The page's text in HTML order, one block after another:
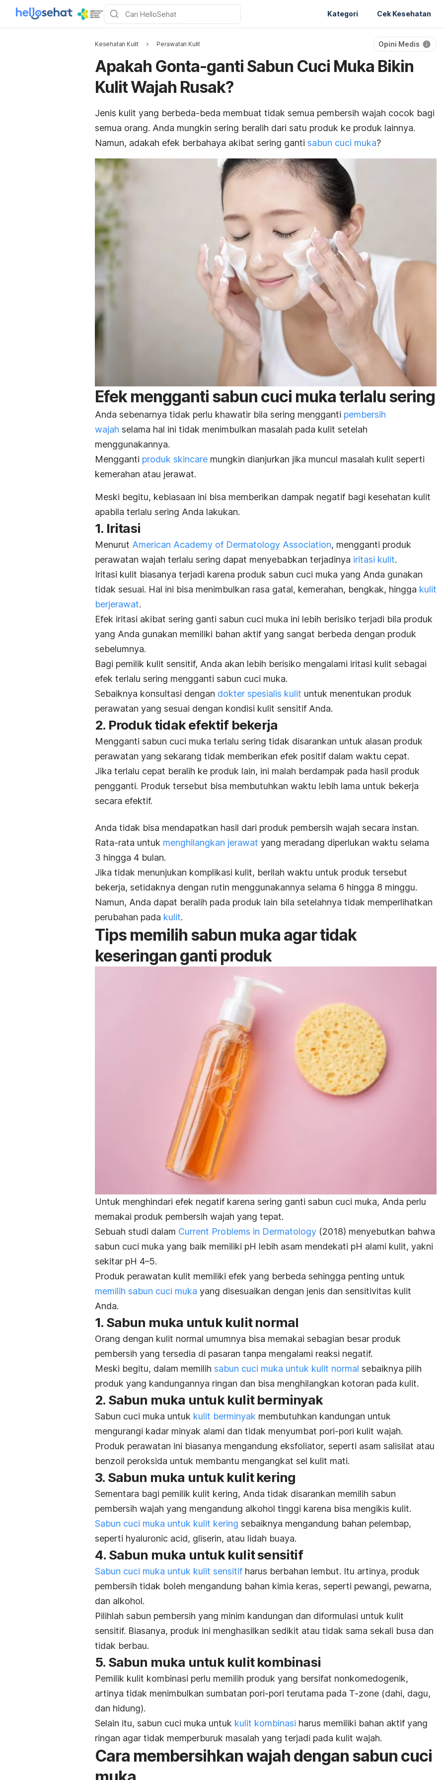
Kategori Cek Kesehatan
Kesehatan Kulit Perawatan Kulit Opini Medis
Apakah Gonta-ganti Sabun Cuci Muka Bikin
Kulit Wajah Rusak?
Jenis kulit yang berbeda-beda membuat tidak semua pembersih wajah cocok bagi
semua orang. Anda mungkin sering beralih dari satu produk ke produk lainnya.
Namun, adakah efek berbahaya akibat sering ganti sabun cuci muka?
Efek mengganti sabun cuci muka terlalu sering
Anda sebenarnya tidak perlu khawatir bila sering mengganti pembersih
wajah selama hal ini tidak menimbulkan masalah pada kulit setelah
menggunakannya.
Mengganti produk skincare mungkin dianjurkan jika muncul masalah kulit seperti
kemerahan atau jerawat.
Meski begitu, kebiasaan ini bisa memberikan dampak negatif bagi kesehatan kulit
apabila terlalu sering Anda lakukan.
1. Iritasi
Menurut American Academy of Dermatology Association, mengganti produk
perawatan wajah terlalu sering dapat menyebabkan terjadinya iritasi kulit.
Iritasi kulit biasanya terjadi karena produk sabun cuci muka yang Anda gunakan
tidak sesuai. Hal ini bisa menimbulkan rasa gatal, kemerahan, bengkak, hingga kulit
berjerawat.
Efek iritasi akibat sering ganti sabun cuci muka ini lebih berisiko terjadi bila produk
yang Anda gunakan memiliki bahan aktif yang sangat berbeda dengan produk
sebelumnya.
Bagi pemilik kulit sensitif, Anda akan lebih berisiko mengalami iritasi kulit sebagai
efek terlalu sering mengganti sabun cuci muka.
Sebaiknya konsultasi dengan dokter spesialis kulit untuk menentukan produk
perawatan yang sesuai dengan kondisi kulit sensitif Anda.
2. Produk tidak efektif bekerja
Mengganti sabun cuci muka terlalu sering tidak disarankan untuk alasan produk
perawatan yang sekarang tidak memberikan efek positif dalam waktu cepat.
Jika terlalu cepat beralih ke produk lain, ini malah berdampak pada hasil produk
pengganti. Produk tersebut bisa membutuhkan waktu lebih lama untuk bekerja
secara efektif.
Anda tidak bisa mendapatkan hasil dari produk pembersih wajah secara instan.
Rata-rata untuk menghilangkan jerawat yang meradang diperlukan waktu selama
3 hingga 4 bulan.
Jika tidak menunjukan komplikasi kulit, berilah waktu untuk produk tersebut
bekerja, setidaknya dengan rutin menggunakannya selama 6 hingga 8 minggu.
Namun, Anda dapat beralih pada produk lain bila setelahnya tidak memperlihatkan
perubahan pada kulit.
Tips memilih sabun muka agar tidak
keseringan ganti produk
Untuk menghindari efek negatif karena sering ganti sabun cuci muka, Anda perlu
memakai produk pembersih wajah yang tepat.
Sebuah studi dalam Current Problems in Dermatology (2018) menyebutkan bahwa
sabun cuci muka yang baik memiliki pH lebih asam mendekati pH alami kulit, yakni
sekitar pH 4–5.
Produk perawatan kulit memiliki efek yang berbeda sehingga penting untuk
memilih sabun cuci muka yang disesuaikan dengan jenis dan sensitivitas kulit
Anda.
1. Sabun muka untuk kulit normal
Orang dengan kulit normal umumnya bisa memakai sebagian besar produk
pembersih yang tersedia di pasaran tanpa mengalami reaksi negatif.
Meski begitu, dalam memilih sabun cuci muka untuk kulit normal sebaiknya pilih
produk yang kandungannya ringan dan bisa menghilangkan kotoran pada kulit.
2. Sabun muka untuk kulit berminyak
Sabun cuci muka untuk kulit berminyak membutuhkan kandungan untuk
mengurangi kadar minyak alami dan tidak menyumbat pori-pori kulit wajah.
Produk perawatan ini biasanya mengandung eksfoliator, seperti asam salisilat atau
benzoil peroksida untuk membantu mengangkat sel kulit mati.
3. Sabun muka untuk kulit kering
Sementara bagi pemilik kulit kering, Anda tidak disarankan memilih sabun
pembersih wajah yang mengandung alkohol tinggi karena bisa mengikis kulit.
Sabun cuci muka untuk kulit kering sebaiknya mengandung bahan pelembap,
seperti hyaluronic acid, gliserin, atau lidah buaya.
4. Sabun muka untuk kulit sensitif
Sabun cuci muka untuk kulit sensitif harus berbahan lembut. Itu artinya, produk
pembersih tidak boleh mengandung bahan kimia keras, seperti pewangi, pewarna,
dan alkohol.
Pilihlah sabun pembersih yang minim kandungan dan diformulasi untuk kulit
sensitif. Biasanya, produk ini menghasilkan sedikit atau tidak sama sekali busa dan
tidak berbau.
5. Sabun muka untuk kulit kombinasi
Pemilik kulit kombinasi perlu memilih produk yang bersifat nonkomedogenik,
artinya tidak menimbulkan sumbatan pori-pori terutama pada T-zone (dahi, dagu,
dan hidung).
Selain itu, sabun cuci muka untuk kulit kombinasi harus memiliki bahan aktif yang
ringan agar tidak memperburuk masalah yang terjadi pada kulit wajah.
Cara membersihkan wajah dengan sabun cuci